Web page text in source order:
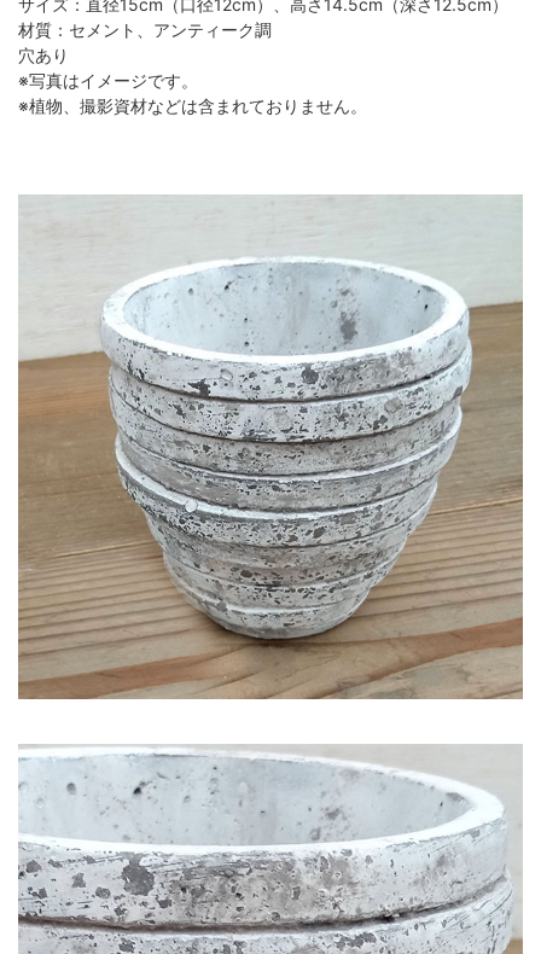
材質：セメント、アンティーク調
穴あり
※写真はイメージです。
※植物、撮影資材などは含まれておりません。